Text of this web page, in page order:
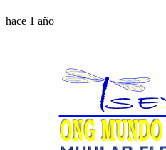
hace 1 año